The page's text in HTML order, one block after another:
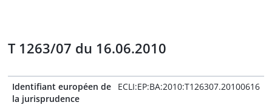
T 1263/07 du 16.06.2010
Identifiant européen de
la jurisprudence
ECLI:EP:BA:2010:T126307.20100616